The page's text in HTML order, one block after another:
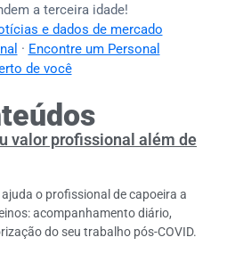
a terceira idade!
e dados de mercado
· Encontre um Personal
de você
valor profissional além de
o profissional de capoeira a
acompanhamento diário,
do seu trabalho pós-COVID.